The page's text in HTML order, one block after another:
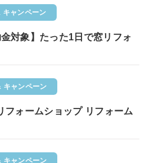
キャンペーン
対象】たった1日で窓リフォ
キャンペーン
ォームショップ リフォーム
キャンペーン